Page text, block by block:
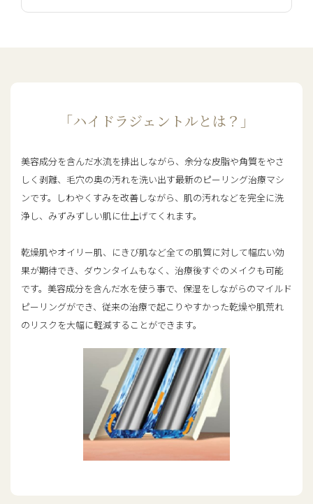
しくなることを専門にした医療です。誰もが持
2010年
広島大学医学部医学科卒業。
佐賀県病好生館・九州大学病院・
北九州市立医療センター・大分県
立病院・九州医療センターにて勤
2020年
美容皮膚科エルムクリニック福岡
所属/資格
日本美容皮膚科学会
ジュビダームビスタ認定医
化粧品成分検定1級
プロフィールページ
「ハイドラジェントルとは？」
美容成分を含んだ水流を排出しながら、余分な皮脂や角質をやさ
しく剥離、毛穴の奥の汚れを洗い出す最新のピーリング治療マシ
ンです。しわやくすみを改善しながら、肌の汚れなどを完全に洗
浄し、みずみずしい肌に仕上げてくれます。
乾燥肌やオイリー肌、にきび肌など全ての肌質に対して幅広い効
果が期待でき、ダウンタイムもなく、治療後すぐのメイクも可能
です。美容成分を含んだ水を使う事で、保湿をしながらのマイルド
ピーリングができ、従来の治療で起こりやすかった乾燥や肌荒れ
のリスクを大幅に軽減することができます。